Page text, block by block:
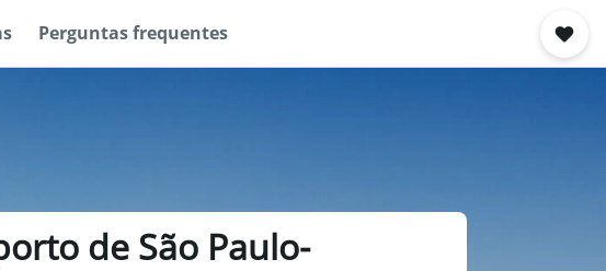
Perguntas frequentes
de São Paulo-